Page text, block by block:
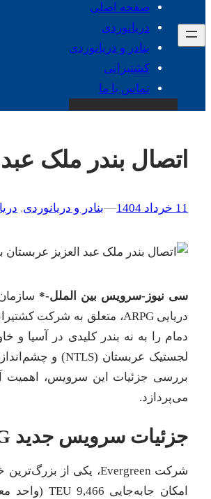
صفحه اصلی
دریانوردی
بنادر و دریانوردی
کشتیرانی
تماس با ما
اتصال بندر ملک
11 خرداد 1404 –
–بنادر و دریانوردی,
سی نیوز-سرویس بین الملل-*
دمام را به نه بندر کلیدی در آسیا
بررسی جزئیات این سرویس، اهمیت آن
می‌پردازد.
جزئیات سرویس جدید ARPG